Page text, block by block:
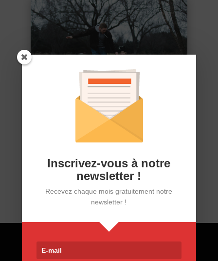
Arthrite juvénile idiopathique et
polyarthrite rhumatoïde,
spondyloarthrite ou autre rhumatisme
inflammatoire chronique
Contact
Inscrivez-vous à notre
newsletter !
Recevez chaque mois gratuitement notre
newsletter !